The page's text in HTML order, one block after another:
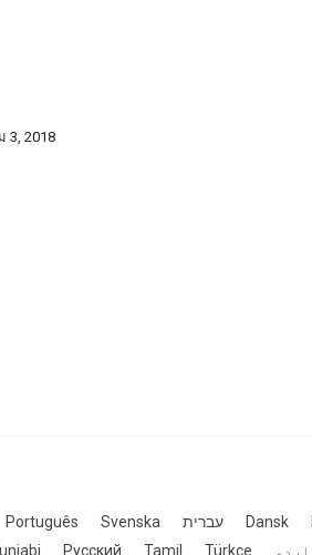
3, 2018
Português Svenska עברית Dansk
Русский Tamil Türkçe اردو